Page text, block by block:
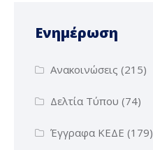
Ενημέρωση
Ανακοινώσεις (215)
Δελτία Τύπου (74)
Έγγραφα ΚΕΔΕ (179)